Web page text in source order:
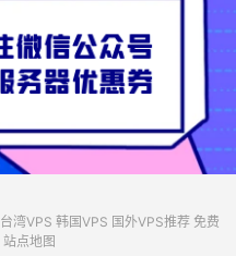
台湾VPS 韩国VPS 国外VPS推荐 免费
站点地图